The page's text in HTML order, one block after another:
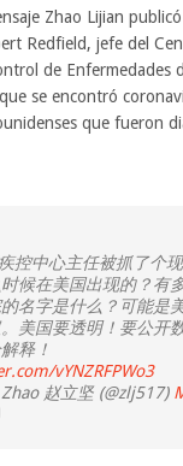
Zhao Lijian
Redfield, jefe del
de Enfermedades
se encontró
que fueron
控中心主任被抓了个
时候在美国出现的？有
名字是什么？可能是
美国要透明！要公开
释！
vYNZRFPWo3
赵立坚 (@zlj517)